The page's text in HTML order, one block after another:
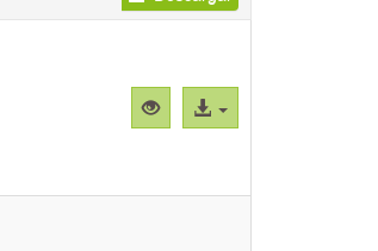
Vista
previa
Acceso
al